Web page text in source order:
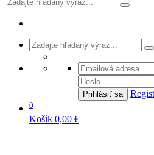
Prihlásiť sa
0
Košík 0,00 €